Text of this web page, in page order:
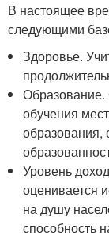
В настоящее
следующими
Здоровье.
обучения
образования,
Уровень
оценивается
на душу
способность